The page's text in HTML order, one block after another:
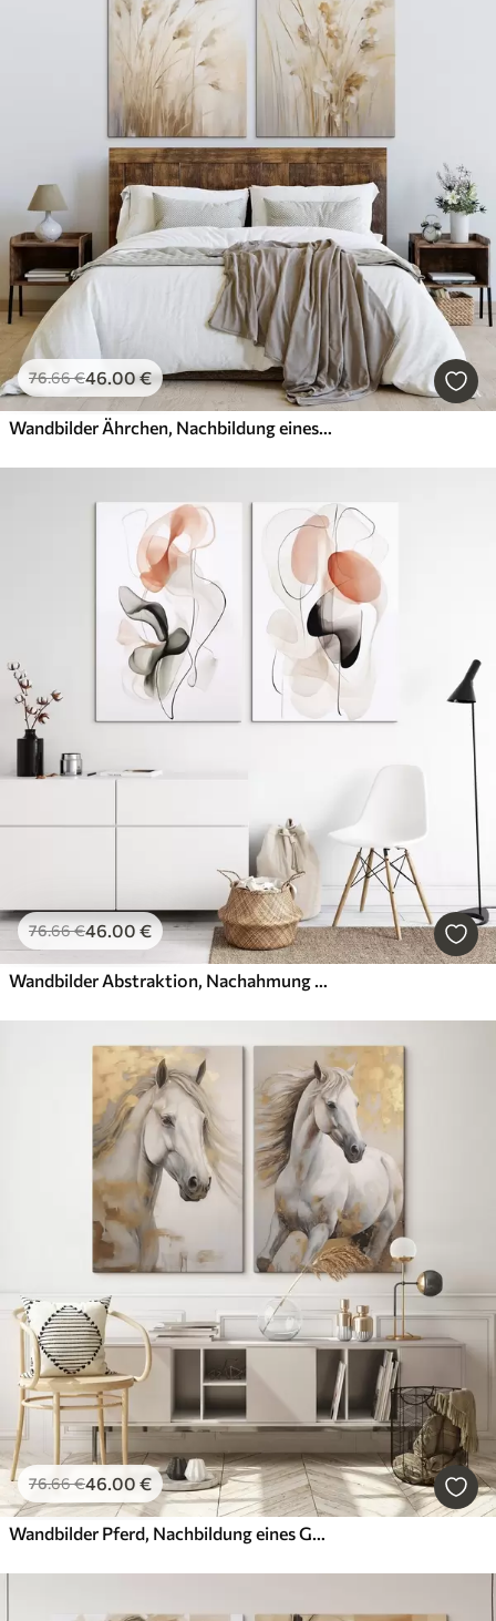
76.66€46.00€
Wandbilder Ährchen, Nachbildung eines Gemäldes
76.66€46.00 €
Wandbilder Abstraktion, Nachahmung der Malerei
76.66€46.00 €
Wandbilder Pferd, Nachbildung eines Gemäldes